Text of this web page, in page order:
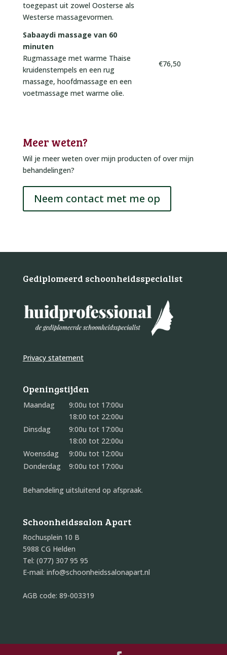
toegepast uit zowel Oosterse als
Westerse massagevormen.
Sabaaydi massage van 60
minuten
Rugmassage met warme Thaise
kruidenstempels en een rug
massage, hoofdmassage en een
voetmassage met warme olie.
€76,50
Meer weten?
Wil je meer weten over mijn producten of over mijn
behandelingen?
Neem contact met me op
Gediplomeerd schoonheidsspecialist
Privacy statement
Openingstijden
Maandag
9:00u tot 17:00u
18:00 tot 22:00u
Dinsdag
9:00u tot 17:00u
18:00 tot 22:00u
Woensdag
9:00u tot 12:00u
Donderdag
9:00u tot 17:00u
Behandeling uitsluitend op afspraak.
Schoonheidssalon Apart
Rochusplein 10 B
5988 CG Helden
Tel: (077) 307 95 95
E-mail: info@schoonheidssalonapart.nl
AGB code: 89-003319